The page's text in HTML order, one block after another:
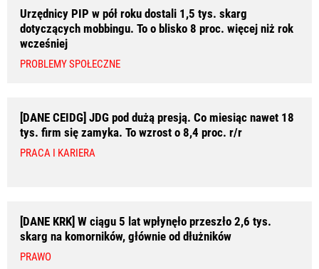
Urzędnicy PIP w pół roku dostali 1,5 tys. skarg
dotyczących mobbingu. To o blisko 8 proc. więcej niż rok
wcześniej
PROBLEMY SPOŁECZNE
[DANE CEIDG] JDG pod dużą presją. Co miesiąc nawet 18
tys. firm się zamyka. To wzrost o 8,4 proc. r/r
PRACA I KARIERA
[DANE KRK] W ciągu 5 lat wpłynęło przeszło 2,6 tys.
skarg na komorników, głównie od dłużników
PRAWO